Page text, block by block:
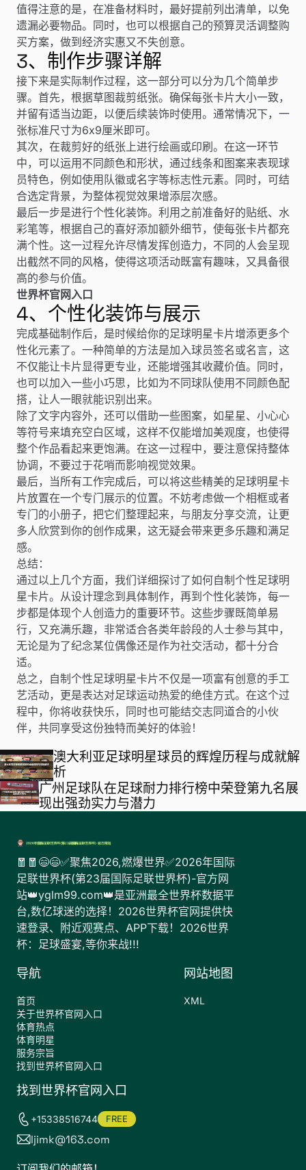
值得注意的是，在准备材料时，最好提前列出清单，以免
遗漏必要物品。同时，也可以根据自己的预算灵活调整购
买方案，做到经济实惠又不失创意。
3、制作步骤详解
接下来是实际制作过程，这一部分可以分为几个简单步
骤。首先，根据草图裁剪纸张。确保每张卡片大小一致，
并留有适当边距，以便后续装饰时使用。通常情况下，一
张标准尺寸为6x9厘米即可。
其次，在裁剪好的纸张上进行绘画或印刷。在这一环节
中，可以运用不同颜色和形状，通过线条和图案来表现球
员特色，例如使用队徽或名字等标志性元素。同时，可结
合选定背景，为整体视觉效果增添层次感。
最后一步是进行个性化装饰。利用之前准备好的贴纸、水
彩笔等，根据自己的喜好添加额外细节，使每张卡片都充
满个性。这一过程允许尽情发挥创造力，不同的人会呈现
出截然不同的风格，使得这项活动既富有趣味，又具备很
高的参与价值。
世界杯官网入口
4、个性化装饰与展示
完成基础制作后，是时候给你的足球明星卡片增添更多个
性化元素了。一种简单的方法是加入球员签名或名言，这
不仅能让卡片显得更专业，还能增强其收藏价值。同时，
也可以加入一些小巧思，比如为不同球队使用不同颜色配
搭，让人一眼就能识别出来。
除了文字内容外，还可以借助一些图案，如星星、小心心
等符号来填充空白区域，这样不仅能增加美观度，也使得
整个作品看起来更饱满。在这一过程中，要注意保持整体
协调，不要过于花哨而影响视觉效果。
最后，当所有工作完成后，可以将这些精美的足球明星卡
片放置在一个专门展示的位置。不妨考虑做一个相框或者
专门的小册子，把它们整理起来，与朋友分享交流，让更
多人欣赏到你的创作成果，这无疑会带来更多乐趣和满足
感。
总结：
通过以上几个方面，我们详细探讨了如何自制个性足球明
星卡片。从设计理念到具体制作，再到个性化装饰，每一
步都是体现个人创造力的重要环节。这些步骤既简单易
行，又充满乐趣，非常适合各类年龄段的人士参与其中，
无论是为了纪念某位偶像还是作为社交活动，都十分合
适。
总之，自制个性足球明星卡片不仅是一项富有创意的手工
艺活动，更是表达对足球运动热爱的绝佳方式。在这个过
程中，你将收获快乐，同时也可能结交志同道合的小伙
伴，共同享受这份独特而美好的体验！
澳大利亚足球明星球员的辉煌历程与成就解
析
广州足球队在足球耐力排行榜中荣登第九名展
现出强劲实力与潜力
🧧🧧😄😄✅聚焦2026,燃爆世界✅2026年国际
足联世界杯(第23届国际足联世界杯)-官方网
站👑yglm99.com👑是亚洲最全世界杯数据平
台,数亿球迷的选择！2026世界杯官网提供快
速登录、附近观赛点、APP下载！2026世界
杯：足球盛宴,等你来战!!!
导航
首页
关于世界杯官网入口
体育热点
体育明星
服务宗旨
找到世界杯官网入口
网站地图
XML
找到世界杯官网入口
+15338516744 FREE
ljimk@163.com